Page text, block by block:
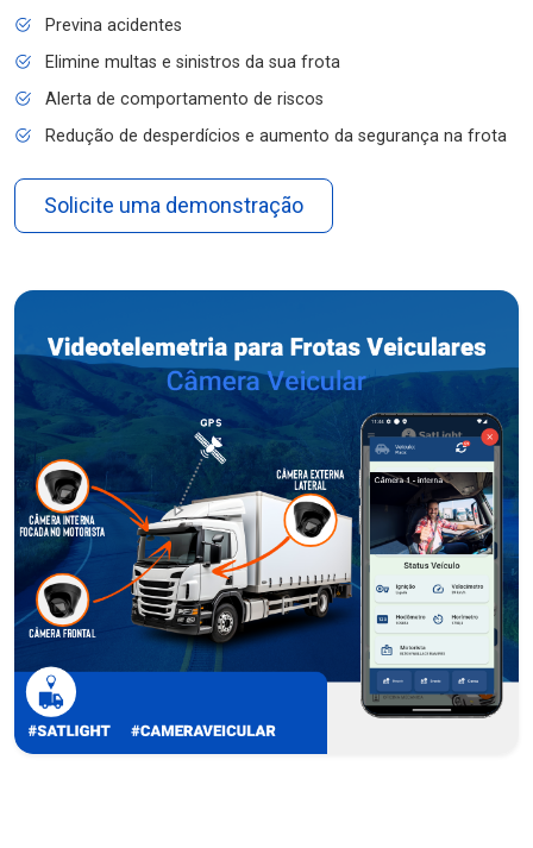
Previna acidentes
Elimine multas e sinistros da sua frota
Alerta de comportamento de riscos
Redução de desperdícios e aumento da segurança na frota
Solicite uma demonstração